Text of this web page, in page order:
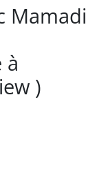
Mamadi
à
)